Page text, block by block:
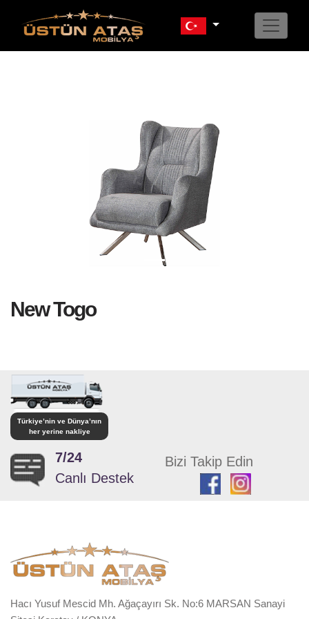
New Togo
Türkiye’nin ve Dünya’nın
her yerine nakliye
7/24
Canlı Destek
Bizi Takip Edin
Hacı Yusuf Mescid Mh. Ağaçayırı Sk. No:6 MARSAN Sanayi